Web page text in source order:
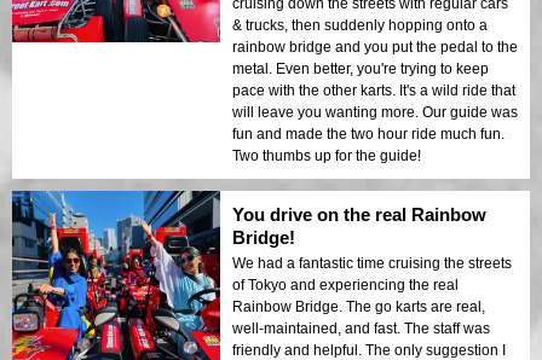
& trucks, then suddenly hopping onto a
rainbow bridge and you put the pedal to the
metal. Even better, you're trying to keep
pace with the other karts. It's a wild ride that
will leave you wanting more. Our guide was
fun and made the two hour ride much fun.
Two thumbs up for the guide!
You drive on the real Rainbow
Bridge!
We had a fantastic time cruising the streets
of Tokyo and experiencing the real
Rainbow Bridge. The go karts are real,
well-maintained, and fast. The staff was
friendly and helpful. The only suggestion I